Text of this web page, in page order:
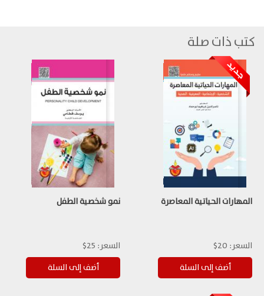
كتب ذات صلة
المهارات الحياتية المعاصرة
السعر: 20$
نمو شخصية الطفل
السعر: 25$